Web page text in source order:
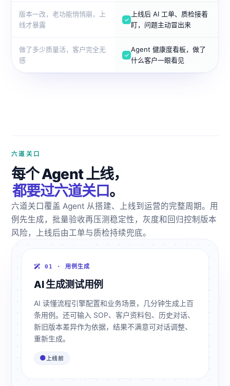
版本一改，老功能悄悄崩，上
线才暴露
上线后 AI 工单、质检接着
盯，问题主动冒出来
做了多少质量活，客户完全无
感
Agent 健康度看板，做了
什么客户一眼看见
六道关口
每个 Agent 上线，
都要过六道关口。
六道关口覆盖 Agent 从搭建、上线到运营的完整周期。用
例先生成，批量验收再压测稳定性，灰度和回归控制版本
风险，上线后由工单与质检持续兜底。
01 · 用例生成
AI 生成测试用例
AI 读懂流程引擎配置和业务场景，几分钟生成上百
条用例。还可输入 SOP、客户资料包、历史对话、
新旧版本差异作为依据，结果不满意可对话调整、
重新生成。
上线前